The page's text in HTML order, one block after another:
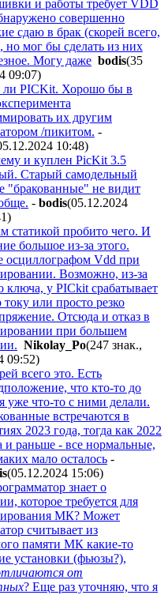
и работы требует VDD
совершенно
сдаю в брак (скорей всего,
но мог бы сделать из них
Могу даже bodis(35
09:07)
ли PICKit. Хорошо бы в
их другим
/пикитом. -
10:48)
и куплен PicKit 3.5
Старый самодельный
"бракованные" не видит
- bodis(05.12.2024
)
статикой пробито чего. И
большое из-за этого.
осциллографом Vdd при
Возможно, из-за
ключа, у PICkit срабатывает
или просто резко
Отсюда и отказ в
при большем
Nikolay_Po(247 знак.,
09:52)
всего это. Есть
что кто-то до
уже что-то с ними делали.
встречаются в
2023 года, тогда как 2022
и раньше - все нормальные,
мало осталось -
(05.12.2024 15:06)
знает о
которое требуется для
МК? Может
считывает из
памяти МК какие-то
установки (фьюзы?),
от
? Еще раз уточняю, что я